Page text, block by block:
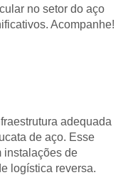
no setor do aço
Acompanhe!
adequada
de aço. Esse
instalações de
logística reversa.